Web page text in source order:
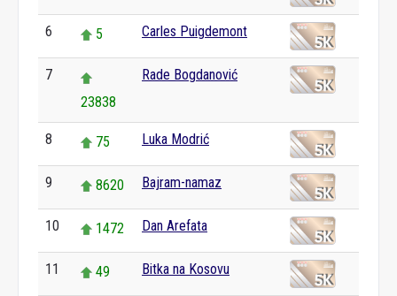
6 5 Carles Puigdemont
7
23838
Rade Bogdanović
8 75 Luka Modrić
9 8620 Bajram-namaz
10 1472 Dan Arefata
11 49 Bitka na Kosovu